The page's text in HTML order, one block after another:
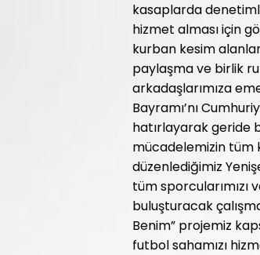
kasaplarda
hizmet alması için
kurban kesim
paylaşma ve birlik
arkadaşlarımıza
Bayramı’nı
hatırlayarak geride
mücadelemizin tüm
düzenlediğimiz
tüm sporcularımızı
buluşturacak
Benim” projemiz
futbol sahamızı